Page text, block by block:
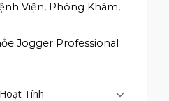
Viện, Phòng Khám,
Jogger Professional
Tính